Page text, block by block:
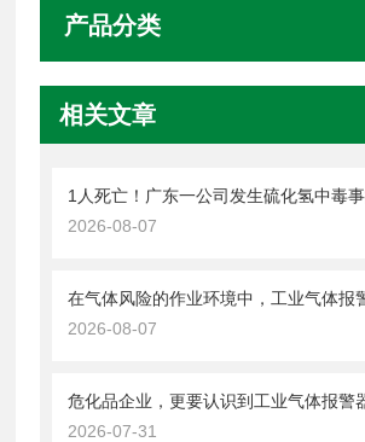
产品分类
相关文章
1人死亡！广东一公司发生硫化氢中毒
2026-08-07
2026-08-07
危化品企业，更要认识到工业气体报警
2026-07-31